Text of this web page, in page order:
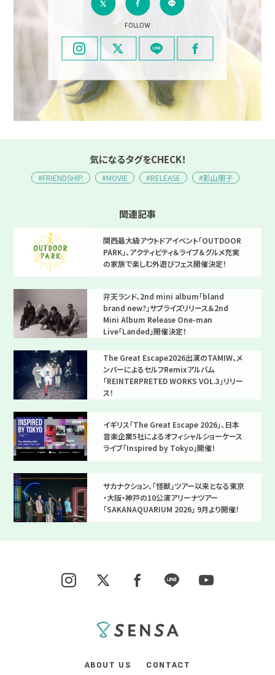
FOLLOW
気になるタグをCHECK！
#FRIENDSHIP. #MOVIE #RELEASE #影山朋子
関連記事
関西最大級アウトドアイベント「OUTDOOR
PARK」、アクティビティ＆ライブ＆グルメ充実
の家族で楽しむ外遊びフェス開催決定！
弁天ランド、2nd mini album「bland
brand new?」サプライズリリース＆2nd
Mini Album Release One-man
Live「Landed」開催決定！
The Great Escape2026出演のTAMIW、メ
ンバーによるセルフRemixアルバム
「REINTERPRETED WORKS VOL.3」リリー
ス！
イギリス「The Great Escape 2026」、日本
音楽企業5社によるオフィシャルショーケース
ライブ「Inspired by Tokyo」開催！
サカナクション、「怪獣」ツアー以来となる東京
・大阪・神戸の10公演アリーナツアー
「SAKANAQUARIUM 2026」 9月より開催！
ABOUT US CONTACT